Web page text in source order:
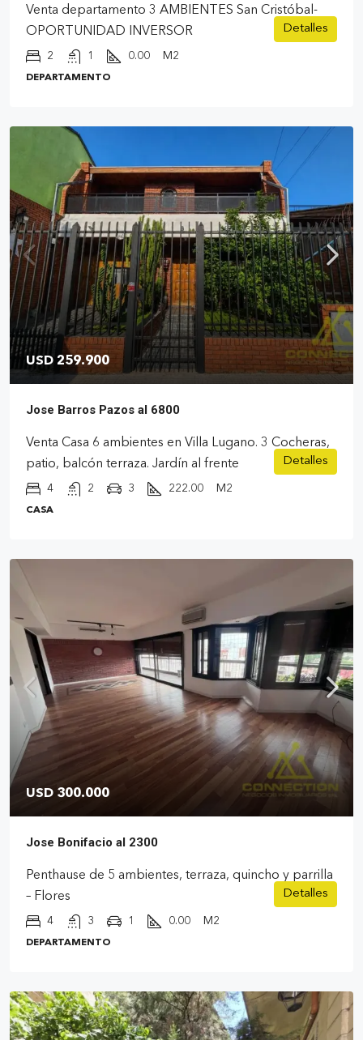
Venta departamento 3 AMBIENTES San Cristóbal-
OPORTUNIDAD INVERSOR
2 1 0.00 M2
DEPARTAMENTO
Detalles
USD 259.900
Jose Barros Pazos al 6800
Venta Casa 6 ambientes en Villa Lugano. 3 Cocheras,
patio, balcón terraza. Jardín al frente
4 2 3 222.00 M2
CASA
Detalles
USD 300.000
Jose Bonifacio al 2300
Penthause de 5 ambientes, terraza, quincho y parrilla
– Flores
4 3 1 0.00 M2
DEPARTAMENTO
Detalles